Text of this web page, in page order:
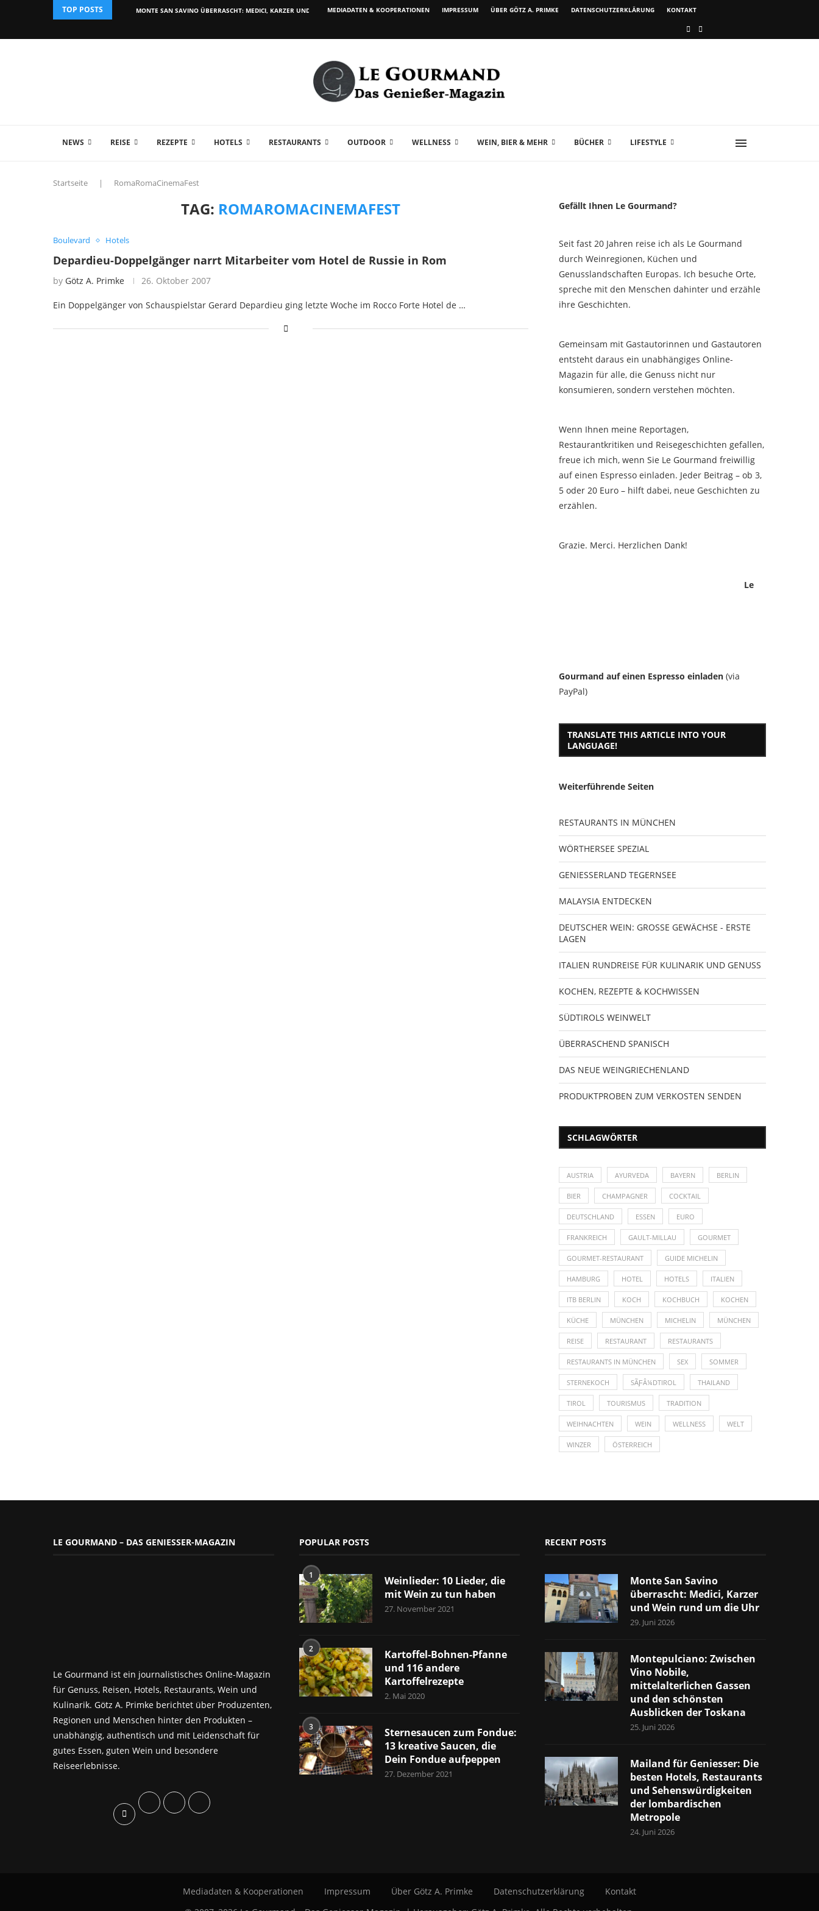
TOP POSTS MONTE SAN SAVINO ÜBERRASCHT: MEDICI, KARZER UND WEIN...MEDIADATEN & KOOPERATIONEN IMPRESSUM ÜBER GÖTZ A. PRIMKE DATENSCHUTZERKLÄRUNG KONTAKT
NEWS REISE REZEPTE HOTELS RESTAURANTS OUTDOOR WELLNESS WEIN, BIER & MEHR BÜCHER LIFESTYLE
Startseite | RomaRomaCinemaFest
TAG: ROMAROMACINEMAFEST
Boulevard Hotels
Depardieu-Doppelgänger narrt Mitarbeiter vom Hotel de Russie in Rom
by Götz A. Primke 26. Oktober 2007
Ein Doppelgänger von Schauspielstar Gerard Depardieu ging letzte Woche im Rocco Forte Hotel de …
Gefällt Ihnen Le Gourmand?
Seit fast 20 Jahren reise ich als Le Gourmand
durch Weinregionen, Küchen und
Genusslandschaften Europas. Ich besuche Orte,
spreche mit den Menschen dahinter und erzähle
ihre Geschichten.
Gemeinsam mit Gastautorinnen und Gastautoren
entsteht daraus ein unabhängiges Online-
Magazin für alle, die Genuss nicht nur
konsumieren, sondern verstehen möchten.
Wenn Ihnen meine Reportagen,
Restaurantkritiken und Reisegeschichten gefallen,
freue ich mich, wenn Sie Le Gourmand freiwillig
auf einen Espresso einladen. Jeder Beitrag – ob 3,
5 oder 20 Euro – hilft dabei, neue Geschichten zu
erzählen.
Grazie. Merci. Herzlichen Dank!
Le
Gourmand auf einen Espresso einladen (via
PayPal)
TRANSLATE THIS ARTICLE INTO YOUR
LANGUAGE!
Weiterführende Seiten
RESTAURANTS IN MÜNCHEN
WÖRTHERSEE SPEZIAL
GENIESSERLAND TEGERNSEE
MALAYSIA ENTDECKEN
DEUTSCHER WEIN: GROSSE GEWÄCHSE - ERSTE
LAGEN
ITALIEN RUNDREISE FÜR KULINARIK UND GENUSS
KOCHEN, REZEPTE & KOCHWISSEN
SÜDTIROLS WEINWELT
ÜBERRASCHEND SPANISCH
DAS NEUE WEINGRIECHENLAND
PRODUKTPROBEN ZUM VERKOSTEN SENDEN
SCHLAGWÖRTER
AUSTRIA AYURVEDA BAYERN BERLIN
BIER CHAMPAGNER COCKTAIL
DEUTSCHLAND ESSEN EURO
FRANKREICH GAULT-MILLAU GOURMET
GOURMET-RESTAURANT GUIDE MICHELIN
HAMBURG HOTEL HOTELS ITALIEN
ITB BERLIN KOCH KOCHBUCH KOCHEN
KÜCHE MÜNCHEN MICHELIN MÜNCHEN
REISE RESTAURANT RESTAURANTS
RESTAURANTS IN MÜNCHEN SEX SOMMER
STERNEKOCH SÃƑÂ¼DTIROL THAILAND
TIROL TOURISMUS TRADITION
WEIHNACHTEN WEIN WELLNESS WELT
WINZER ÖSTERREICH
LE GOURMAND – DAS GENIESSER-MAGAZIN
Le Gourmand ist ein journalistisches Online-Magazin
für Genuss, Reisen, Hotels, Restaurants, Wein und
Kulinarik. Götz A. Primke berichtet über Produzenten,
Regionen und Menschen hinter den Produkten –
unabhängig, authentisch und mit Leidenschaft für
gutes Essen, guten Wein und besondere
Reiseerlebnisse.
POPULAR POSTS
1
Weinlieder: 10 Lieder, die
mit Wein zu tun haben
27. November 2021
2
Kartoffel-Bohnen-Pfanne
und 116 andere
Kartoffelrezepte
2. Mai 2020
3
Sternesaucen zum Fondue:
13 kreative Saucen, die
Dein Fondue aufpeppen
27. Dezember 2021
RECENT POSTS
Monte San Savino
überrascht: Medici, Karzer
und Wein rund um die Uhr
29. Juni 2026
Montepulciano: Zwischen
Vino Nobile,
mittelalterlichen Gassen
und den schönsten
Ausblicken der Toskana
25. Juni 2026
Mailand für Geniesser: Die
besten Hotels, Restaurants
und Sehenswürdigkeiten
der lombardischen
Metropole
24. Juni 2026
Mediadaten & Kooperationen Impressum Über Götz A. Primke Datenschutzerklärung
Kontakt